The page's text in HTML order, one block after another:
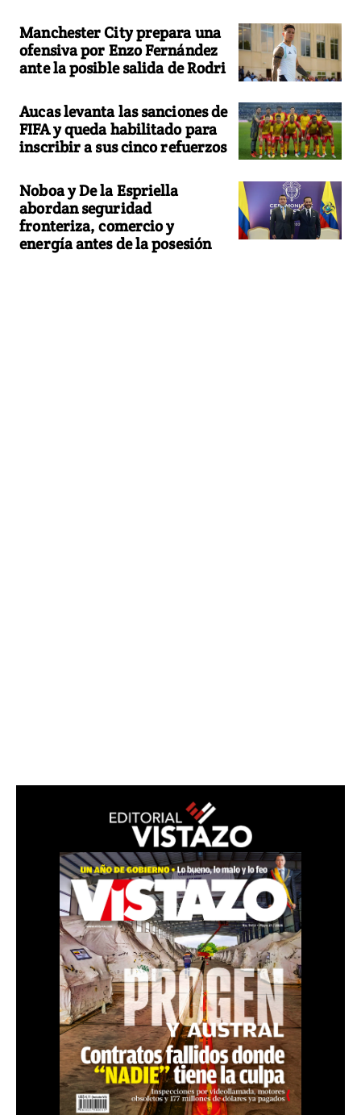
Manchester City prepara una
ofensiva por Enzo Fernández
ante la posible salida de Rodri
Aucas levanta las sanciones de
FIFA y queda habilitado para
inscribir a sus cinco refuerzos
Noboa y De la Espriella
abordan seguridad
fronteriza, comercio y
energía antes de la posesión